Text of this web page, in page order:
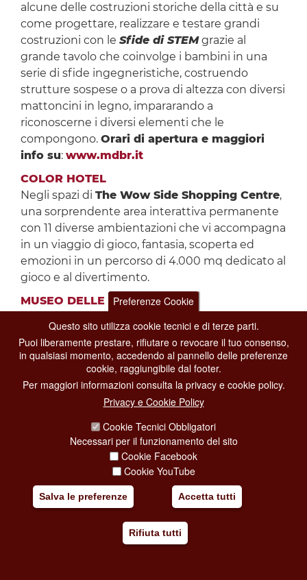
alcune delle costruzioni storiche della città e su
come progettare, realizzare e testare grandi
costruzioni con le Sfide di STEMgrazie al
grande tavolo che coinvolge i bambini in una
serie di sfide ingegneristiche, costruendo
strutture sospese o a prova di altezza con diversi
mattoncini in legno, impararando a
riconoscerne i diversi elementi che le
compongono. Orari di apertura e maggiori
info su: www.mdbr.it
COLOR HOTEL
Negli spazi di The Wow Side Shopping Centre,
una sorprendente area interattiva permanente
con 11 diverse ambientazioni che vi accompagna
in un viaggio di gioco, fantasia, scoperta ed
emozioni in un percorso di 4.000 mq dedicato al
gioco e al divertimento.
MUSEO DELLE ILLUSIONI
Basilica di Santa Maria Maggiore, dove nulla è
come sembra: trucchi, effetti ottici, giochi di
luce, attrazioni e stanze particolari, tra scienza,
fisica e psicologia, per divertirsi e imparare,
svelare gli inganni della mente e mettere alla
BIOPARCO
Il meraviglioso Bioparco di Roma
basta acquistare il biglietto di ingresso
presso le biglietterie. Tornano gli appuntamenti
coni pasti degli animali
per scoprire cosa
macachi(11.00),lemuri
(ore 12.00),orsi
Preferenze Cookie
Questo sito utilizza cookie tecnici e di terze parti.
Puoi liberamente prestare, rifiutare o revocare il tuo consenso,
in qualsiasi momento, accedendo al pannello delle preferenze
cookie, raggiungibile dal footer.
Per maggiori informazioni consulta la privacy e cookie policy.
Privacy e Cookie Policy
Cookie Tecnici Obbligatori
Necessari per il funzionamento del sito
Cookie Facebook
Cookie YouTube
Salva le preferenze Accetta tutti
Rifiuta tutti